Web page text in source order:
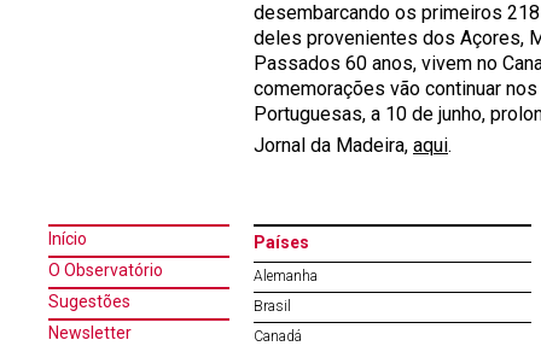
desembarcando os primeiros
deles provenientes dos Açores,
Passados 60 anos, vivem no
comemorações vão continuar
Portuguesas, a 10 de junho,
Jornal da Madeira, aqui.
Início
O Observatório
Sugestões
Newsletter
Países
Alemanha
Brasil
Canadá